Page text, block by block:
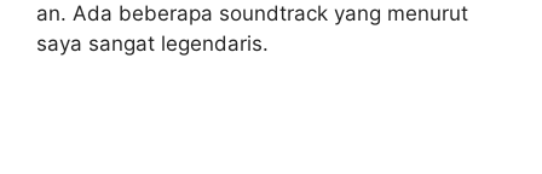
an. Ada beberapa soundtrack yang menurut
saya sangat legendaris.